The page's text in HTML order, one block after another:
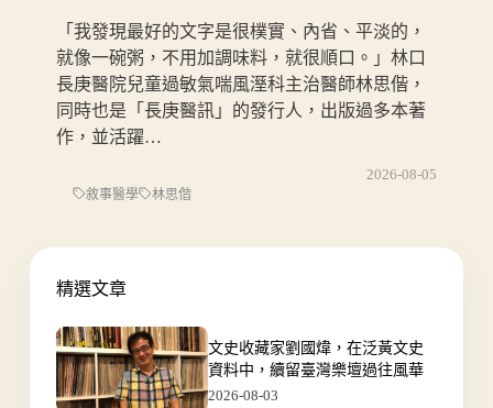
「我發現最好的文字是很樸實、內省、平淡的，
就像一碗粥，不用加調味料，就很順口。」林口
長庚醫院兒童過敏氣喘風溼科主治醫師林思偕，
同時也是「長庚醫訊」的發行人，出版過多本著
作，並活躍…
2026-08-05
敘事醫學 林思偕
精選文章
文史收藏家劉國煒，在泛黃文史
資料中，續留臺灣樂壇過往風華
2026-08-03